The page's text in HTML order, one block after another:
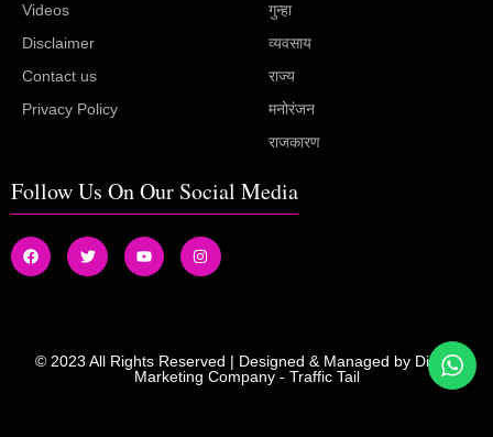
Videos
Disclaimer
Contact us
Privacy Policy
गुन्हा
व्यवसाय
राज्य
मनोरंजन
राजकारण
Follow Us On Our Social Media
© 2023 All Rights Reserved | Designed & Managed by Digital
Marketing Company - Traffic Tail